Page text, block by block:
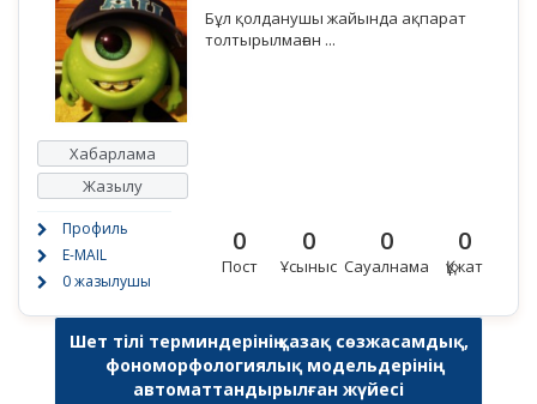
Хабарлама
Жазылу
Профиль
E-MAIL
0 жазылушы
Бұл қолданушы жайында ақпарат
толтырылмаған ...
0
Пост
0
Ұсыныс
0
Сауалнама
0
Құжат
Шет тілі терминдерінің қазақ сөзжасамдық,
фономорфологиялық модельдерінің
автоматтандырылған жүйесі